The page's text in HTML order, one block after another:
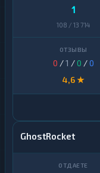
1
108 / 13 714
0 /1 /0 /0
4,6 ★
GhostRocket